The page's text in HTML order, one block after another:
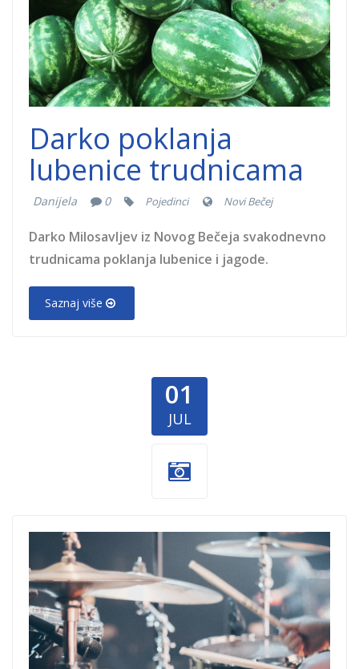
Darko poklanja
lubenice trudnicama
Danijela 0 Pojedinci Novi Bečej
Darko Milosavljev iz Novog Bečeja svakodnevno
trudnicama poklanja lubenice i jagode.
Saznaj više
01
JUL
humanitarni-
koncert.png